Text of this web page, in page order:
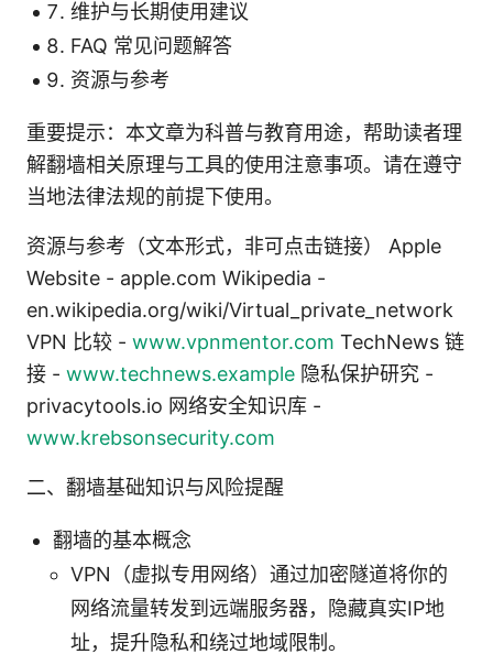
维护与长期使用建议
FAQ 常见问题解答
资源与参考
重要提示：本文章为科普与教育用途，帮助读者理
解翻墙相关原理与工具的使用注意事项。请在遵守
当地法律法规的前提下使用。
资源与参考（文本形式，非可点击链接） Apple
Website - apple.com Wikipedia -
en.wikipedia.org/wiki/Virtual_private_network
VPN 比较 - www.vpnmentor.com TechNews 链
接 - www.technews.example 隐私保护研究 -
privacytools.io 网络安全知识库 -
www.krebsonsecurity.com
二、翻墙基础知识与风险提醒
翻墙的基本概念
VPN（虚拟专用网络）通过加密隧道将你的
网络流量转发到远端服务器，隐藏真实IP地
址，提升隐私和绕过地域限制。